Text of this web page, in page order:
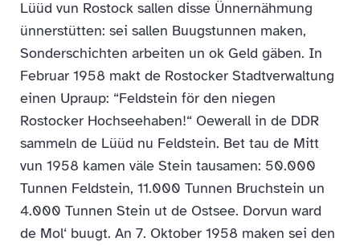
Lüüd vun Rostock sallen disse Ünnernähmung
ünnerstütten: sei sallen Buugstunnen maken,
Sonderschichten arbeiten un ok Geld gäben. In
Februar 1958 makt de Rostocker Stadtverwaltung
einen Upraup: “Feldstein för den niegen
Rostocker Hochseehaben!“ Oewerall in de DDR
sammeln de Lüüd nu Feldstein. Bet tau de Mitt
vun 1958 kamen väle Stein tausamen: 50.000
Tunnen Feldstein, 11.000 Tunnen Bruchstein un
4.000 Tunnen Stein ut de Ostsee. Dorvun ward
de Mol‘ buugt. An 7. Oktober 1958 maken sei den